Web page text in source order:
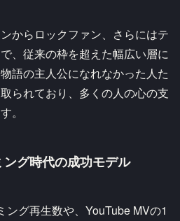
からロックファン、さらにはテ
、従来の枠を超えた幅広い層に
語の主人公になれなかった人た
られており、多くの人の心の支
。
グ時代の成功モデル
グ再生数や、YouTube MVの1